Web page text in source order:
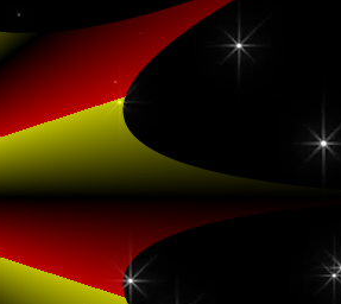
热评文章
醉人的香吻 歌手：韩宝仪
频谱 光感效果欣赏
月光小夜曲（H5歌词同步播放器）
[妙音唱片]十二男声Ⅰ 首首金曲.【百
专辑欣赏 试音宝典-试机二十四号
7
天际 (粤语孤独版) 歌手：林咏诗